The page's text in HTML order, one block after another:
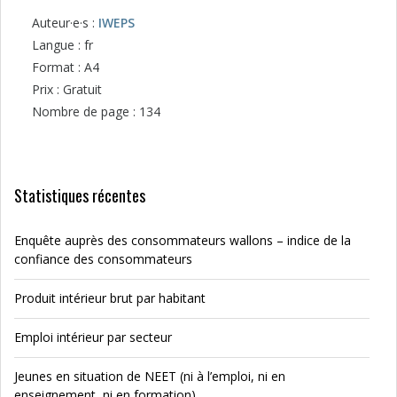
Auteur·e·s : IWEPS
Langue : fr
Format : A4
Prix : Gratuit
Nombre de page : 134
Statistiques récentes
Enquête auprès des consommateurs wallons – indice de la
confiance des consommateurs
Produit intérieur brut par habitant
Emploi intérieur par secteur
Jeunes en situation de NEET (ni à l’emploi, ni en